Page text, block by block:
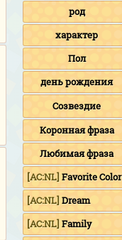
род
характер
Пол
день рождения
Созвездие
Коронная фраза
Любимая фраза
[AC:NL]Favorite Color
[AC:NL]Dream
[AC:NL]Family